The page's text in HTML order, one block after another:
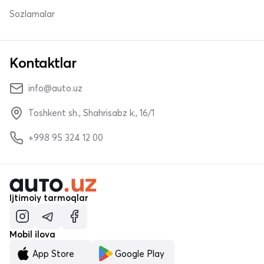
Sozlamalar
Kontaktlar
info@auto.uz
Toshkent sh., Shahrisabz k., 16/1
+998 95 324 12 00
Ijtimoiy tarmoqlar
Mobil ilova
App Store
Google Play